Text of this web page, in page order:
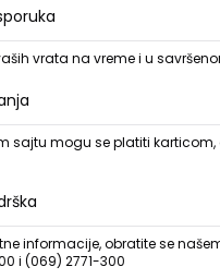
vrata na vreme i u
sajtu mogu se platiti karticom,
informacije, obratite se
i (069) 2771-300